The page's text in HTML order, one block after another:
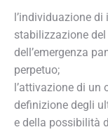
l’individuazione
stabilizzazione
dell’emergenza
perpetuo;
l’attivazione di un
definizione degli
e della possibilità